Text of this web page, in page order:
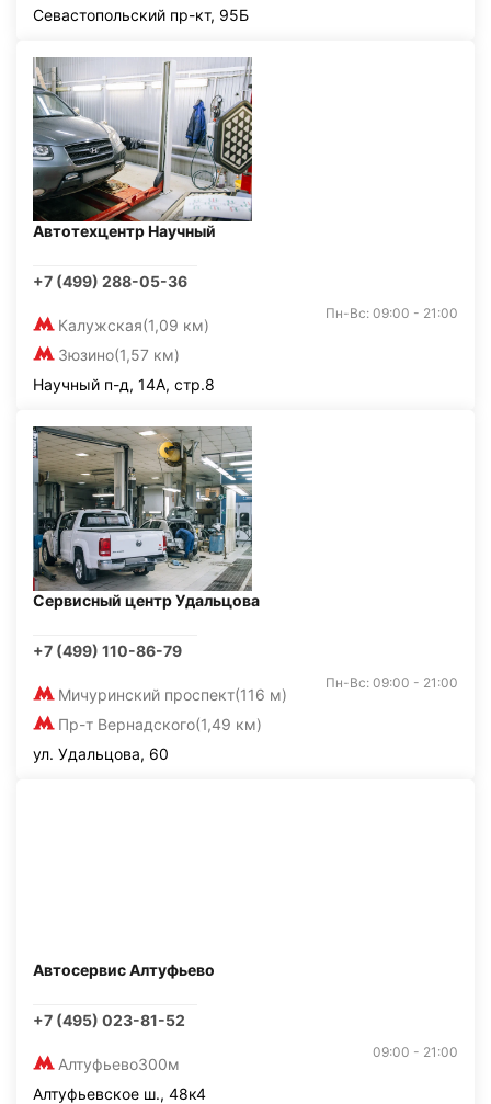
Севастопольский пр-кт, 95Б
Автотехцентр Научный
+7 (499) 288-05-36
Калужская(1,09 км)
Зюзино(1,57 км)
Пн-Вс: 09:00 - 21:00
Научный п-д, 14А, стр.8
Сервисный центр Удальцова
+7 (499) 110-86-79
Мичуринский проспект(116 м)
Пр-т Вернадского(1,49 км)
Пн-Вс: 09:00 - 21:00
ул. Удальцова, 60
Автосервис Алтуфьево
+7 (495) 023-81-52
Алтуфьево300м
09:00 - 21:00
Алтуфьевское ш., 48к4